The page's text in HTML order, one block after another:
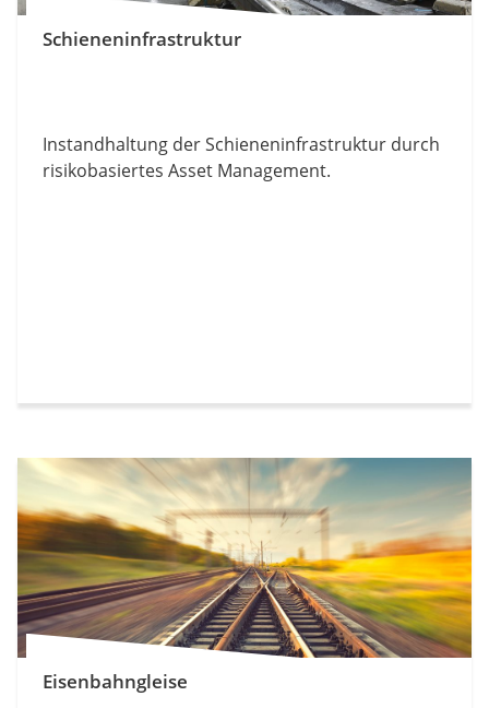
Schieneninfrastruktur
Instandhaltung der Schieneninfrastruktur durch
risikobasiertes Asset Management.
Eisenbahngleise